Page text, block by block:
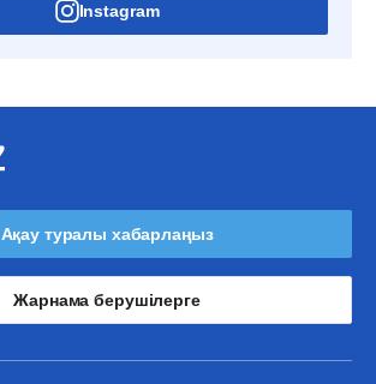
Instagram
Ақау туралы хабарлаңыз
Жарнама берушілерге